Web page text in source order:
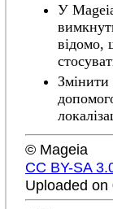
У
відомо,
Змінити
© Mageia
CC BY-SA
Uploaded